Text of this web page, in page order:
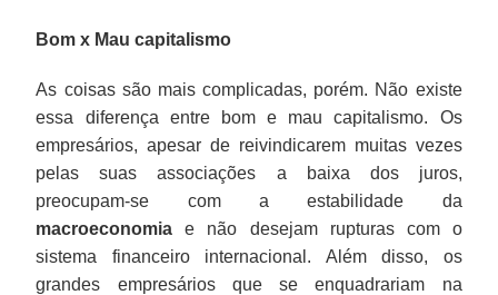
Bom x Mau capitalismo
As coisas são mais complicadas, porém. Não existe
essa diferença entre bom e mau capitalismo. Os
empresários, apesar de reivindicarem muitas vezes
pelas suas associações a baixa dos juros,
preocupam-se com a estabilidade da
macroeconomia e não desejam rupturas com o
sistema financeiro internacional. Além disso, os
grandes empresários que se enquadrariam na